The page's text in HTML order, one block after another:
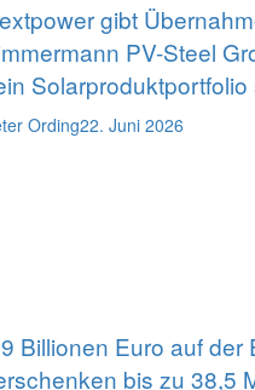
gibt
PV-Steel
Ording22. Juni 2026
Billionen Euro auf
bis zu 38,5